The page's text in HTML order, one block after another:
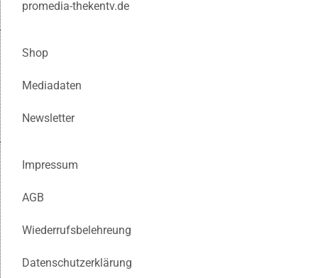
promedia-thekentv.de
Shop
Mediadaten
Newsletter
Impressum
AGB
Wiederrufsbelehreung
Datenschutzerklärung